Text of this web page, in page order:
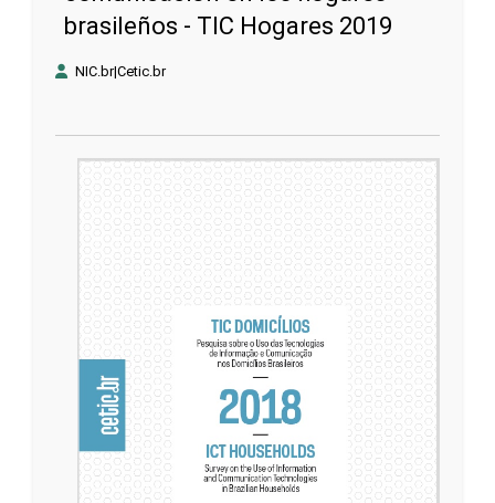
brasileños - TIC Hogares 2019
NIC.br|Cetic.br